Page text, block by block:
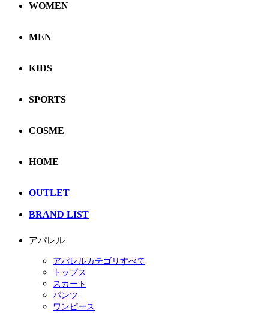
WOMEN
MEN
KIDS
SPORTS
COSME
HOME
OUTLET
BRAND LIST
アパレル
アパレルカテゴリすべて
トップス
スカート
パンツ
ワンピース